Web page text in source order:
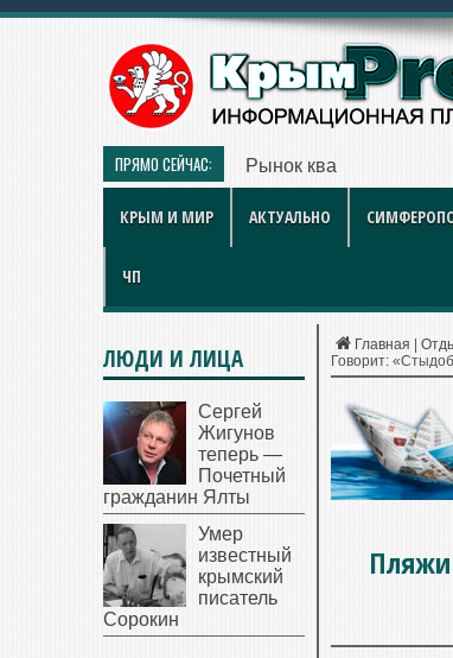
ПРЯМО СЕЙЧАС: Рынок квартир
КРЫМ И МИР АКТУАЛЬНО
ЧП
Главная
Говорит:
Пляжи
ЛЮДИ И ЛИЦА
Сергей
Жигунов
теперь —
Почетный
гражданин Ялты
Умер
известный
крымский
писатель
Сорокин